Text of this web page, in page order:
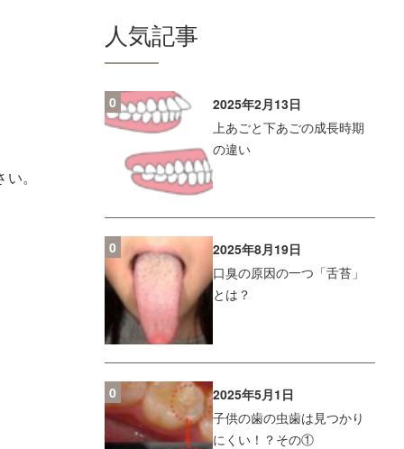
。
人気記事
0
2025年2月13日
上あごと下あごの成長時期
の違い
0
2025年8月19日
口臭の原因の一つ「舌苔」
とは？
0
2025年5月1日
子供の歯の虫歯は見つかり
にくい！？その①